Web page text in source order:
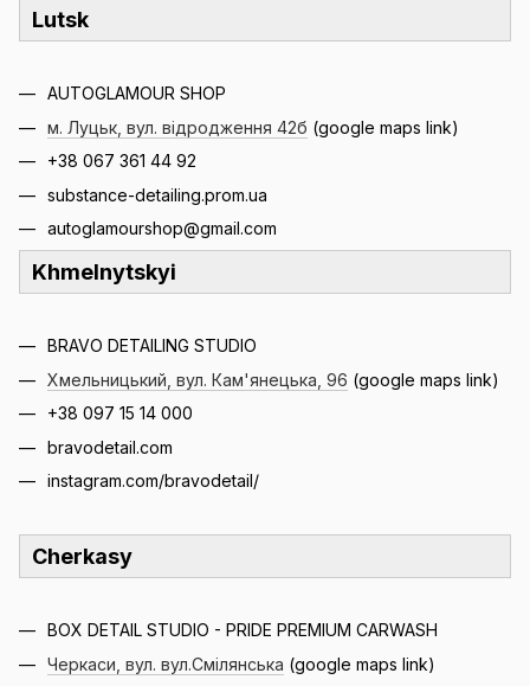
Lutsk
AUTOGLAMOUR SHOP
м. Луцьк, вул. відродження 42б (google maps link)
+38 067 361 44 92
substance-detailing.prom.ua
autoglamourshop@gmail.com
Khmelnytskyi
BRAVO DETAILING STUDIO
Хмельницький, вул. Кам'янецька, 96 (google maps link)
+38 097 15 14 000
bravodetail.com
instagram.com/bravodetail/
Cherkasy
BOX DETAIL STUDIO - PRIDE PREMIUM CARWASH
Черкаси, вул. вул.Смілянська (google maps link)